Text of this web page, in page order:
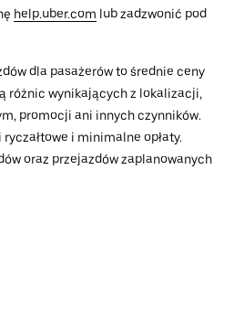
help.uber.com lub zadzwonić pod
dla pasażerów to średnie ceny
różnic wynikających z lokalizacji,
promocji ani innych czynników.
i minimalne opłaty.
oraz przejazdów zaplanowanych